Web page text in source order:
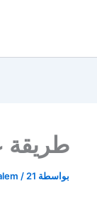
طريقة
بواسطة / 21 مايو، 2025